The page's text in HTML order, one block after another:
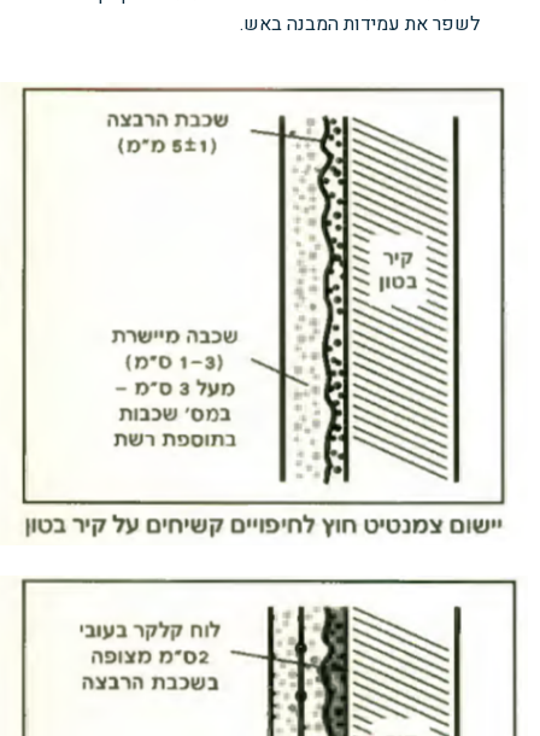
לשפר את עמידות המבנה באש.